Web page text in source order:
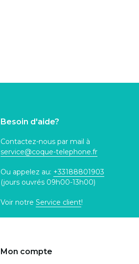
Besoin d'aide?
Contactez-nous par mail à
service@coque-telephone.fr
Ou appelez au: +33188801903
(jours ouvrés 09h00-13h00)
Voir notre Service client!
Mon compte